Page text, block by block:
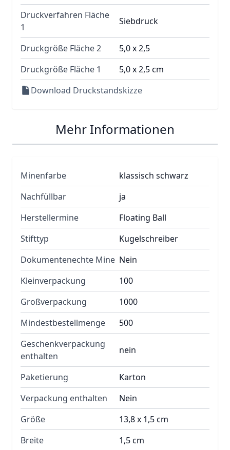
Druckverfahren Fläche
1
Siebdruck
Druckgröße Fläche 2
5,0 x 2,5
Druckgröße Fläche 1
5,0 x 2,5 cm
Download Druckstandskizze
Mehr Informationen
Minenfarbe
klassisch schwarz
Nachfüllbar
ja
Herstellermine
Floating Ball
Stifttyp
Kugelschreiber
Dokumentenechte Mine Nein
Kleinverpackung
100
Großverpackung
1000
Mindestbestellmenge
500
Geschenkverpackung
enthalten
nein
Paketierung
Karton
Verpackung enthalten
Nein
Größe
13,8 x 1,5 cm
Breite
1,5 cm